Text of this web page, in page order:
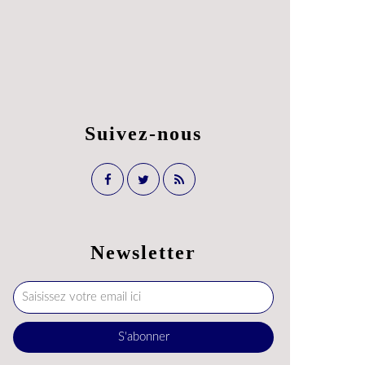
Newsletter
Suivez-nous